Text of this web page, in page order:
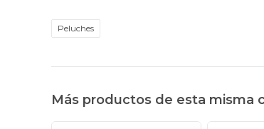
Peluches
Más productos de esta misma